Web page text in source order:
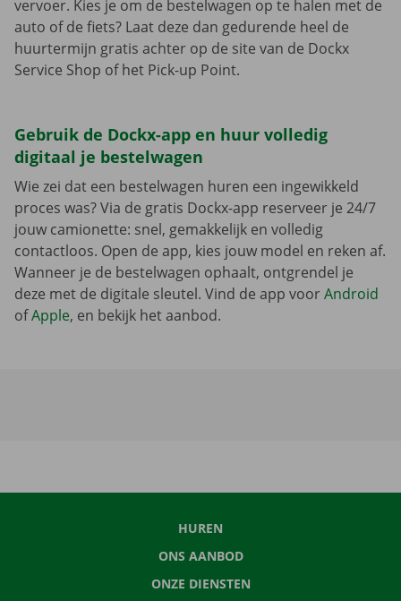
vervoer. Kies je om de bestelwagen op te halen met de
auto of de fiets? Laat deze dan gedurende heel de
huurtermijn gratis achter op de site van de Dockx
Service Shop of het Pick-up Point.
Gebruik de Dockx-app en huur volledig
digitaal je bestelwagen
Wie zei dat een bestelwagen huren een ingewikkeld
proces was? Via de gratis Dockx-app reserveer je 24/7
jouw camionette: snel, gemakkelijk en volledig
contactloos. Open de app, kies jouw model en reken af.
Wanneer je de bestelwagen ophaalt, ontgrendel je
deze met de digitale sleutel. Vind de app voorAndroid
ofApple, en bekijk het aanbod.
HUREN
ONS AANBOD
ONZE DIENSTEN